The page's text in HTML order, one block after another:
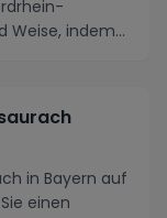
Weise, indem
in Bayern auf
einen